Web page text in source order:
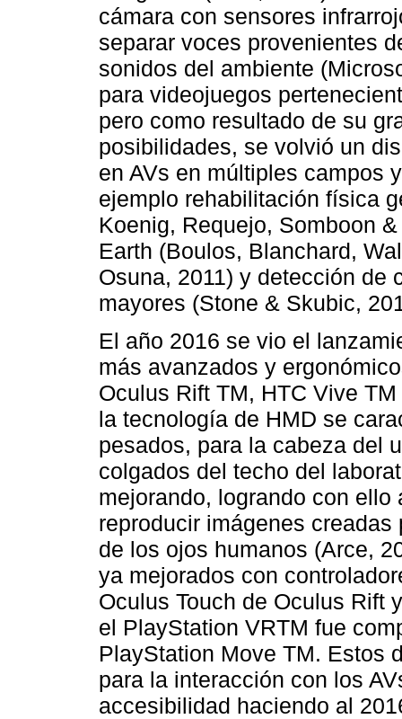
cámara con sensores
separar voces provenientes
sonidos del ambiente
para videojuegos
pero como resultado de su
posibilidades, se volvió un
en AVs en múltiples campos
ejemplo rehabilitación física
Koenig, Requejo, Somboon
Earth (Boulos, Blanchard,
Osuna, 2011) y detección de
mayores (Stone & Skubic,
El año 2016 se vio el
más avanzados y
Oculus Rift TM, HTC Vive
la tecnología de HMD se
pesados, para la cabeza del
colgados del techo del
mejorando, logrando con
reproducir imágenes
de los ojos humanos (Arce,
ya mejorados con
Oculus Touch de Oculus Rift
el PlayStation VRTM fue
PlayStation Move TM. Estos
para la interacción con los
accesibilidad haciendo al